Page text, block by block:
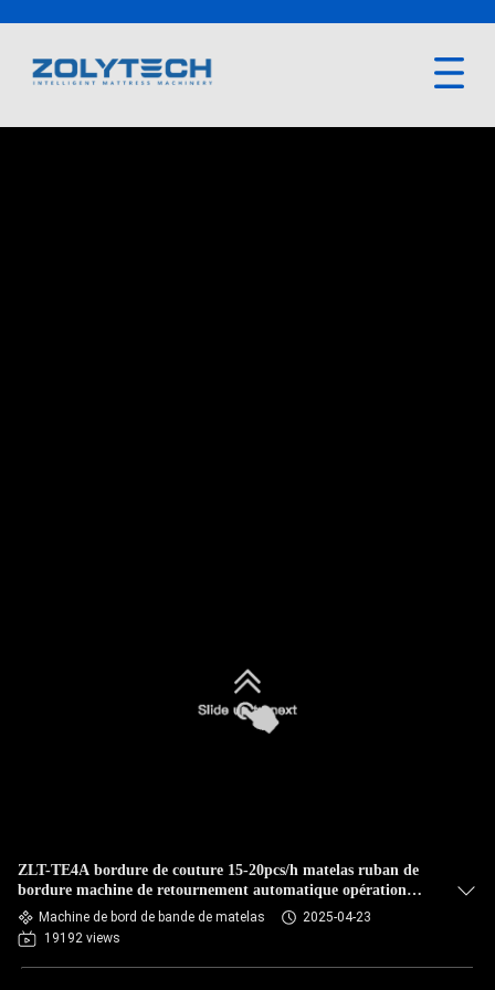
ZLT-TE4A bordure de couture 15-20pcs/h matelas ruban de
bordure machine de retournement automatique opération
facile pour les débutants OEM Chine
Machine de bord de bande de matelas
2025-04-23
19192 views